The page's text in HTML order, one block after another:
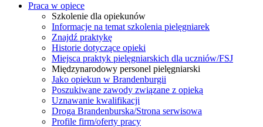
Praca w opiece
Szkolenie dla opiekunów
Informacje na temat szkolenia pielęgniarek
Znajdź praktykę
Historie dotyczące opieki
Miejsca praktyk pielęgniarskich dla uczniów/FSJ
Międzynarodowy personel pielęgniarski
Jako opiekun w Brandenburgii
Poszukiwane zawody związane z opieką
Uznawanie kwalifikacji
Droga Brandenburska/Strona serwisowa
Profile firm/oferty pracy